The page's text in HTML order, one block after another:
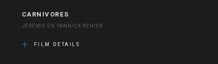
CARNIVORES
JÉRÉMIE EN YANNICK RENIER
FILM DETAILS